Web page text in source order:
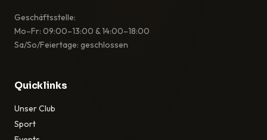
Geschäftsstelle:
Mo–Fr: 09:00–13:00 & 14:00–18:00
Sa/So/Feiertage: geschlossen
Quicklinks
Unser Club
Sport